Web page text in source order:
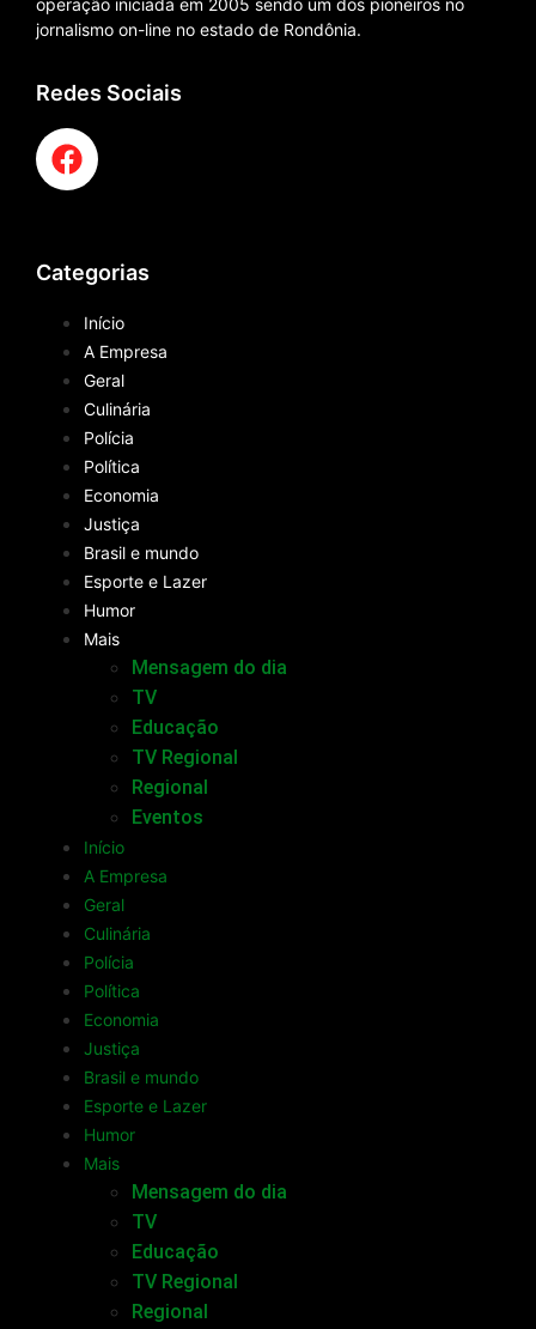
jornalismo on-line no estado de Rondônia.
Redes Sociais
Categorias
Início
A Empresa
Geral
Culinária
Polícia
Política
Economia
Justiça
Brasil e mundo
Esporte e Lazer
Humor
Mais
Mensagem do dia
TV
Educação
TV Regional
Regional
Eventos
Início
A Empresa
Geral
Culinária
Polícia
Política
Economia
Justiça
Brasil e mundo
Esporte e Lazer
Humor
Mais
Mensagem do dia
TV
Educação
TV Regional
Regional